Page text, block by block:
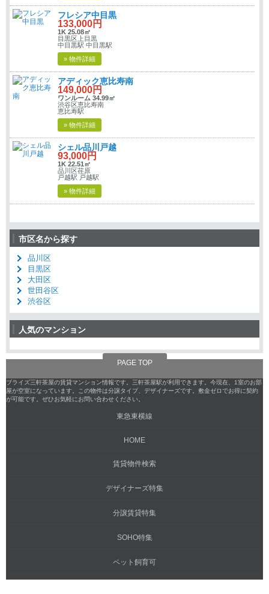
フレシア中目黒
133,000円
1K 25.08㎡
目黒区上目黒
中目黒駅 中目黒駅
» 物件詳細
アディック恵比寿南
149,000円
ワンルーム 34.99㎡
渋谷区恵比寿南
恵比寿駅
» 物件詳細
シェル品川戸越
93,000円
1K 22.51㎡
品川区荏原
戸越駅 戸越駅
» 物件詳細
市区名から探す
品川区
目黒区
大田区
世田谷区
渋谷区
人気のマンション
PAGE TOP
ブライズ三軒茶屋の賃貸マンション情報です。三軒茶屋駅が利用できます。今現在、1室のお部
屋が空室になっています。この物件は分譲タイプ、デザイナーズです。敷金ゼロでお得に契約
が可能です。ぜひお気軽にお問い合わせください。
東急東横線
HOME
賃貸物件検索
デザイナーズ特集
分譲賃貸特集
SOHO特集
ペット飼育可